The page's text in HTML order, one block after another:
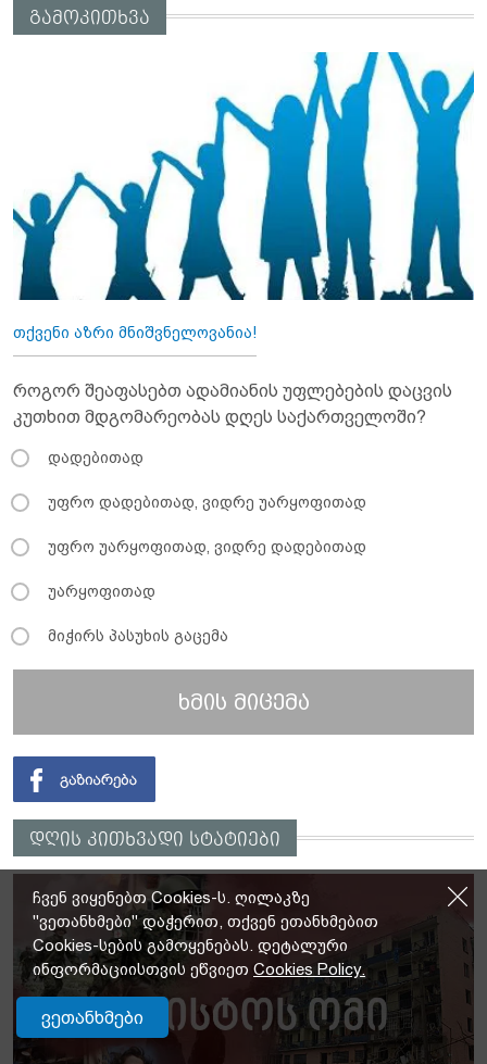
გამოკითხვა
თქვენი აზრი მნიშვნელოვანია!
როგორ შეაფასებთ ადამიანის უფლებების დაცვის
კუთხით მდგომარეობას დღეს საქართველოში?
დადებითად
უფრო დადებითად, ვიდრე უარყოფითად
უფრო უარყოფითად, ვიდრე დადებითად
უარყოფითად
მიჭირს პასუხის გაცემა
ხმის მიცემა
დღის კითხვადი სტატიები
ჩვენ ვიყენებთ Cookies-ს. ღილაკზე
"ვეთანხმები" დაჭერით, თქვენ ეთანხმებით
Cookies-სების გამოყენებას. დეტალური
ინფორმაციისთვის ეწვიეთ Cookies Policy.
ვეთანხმები